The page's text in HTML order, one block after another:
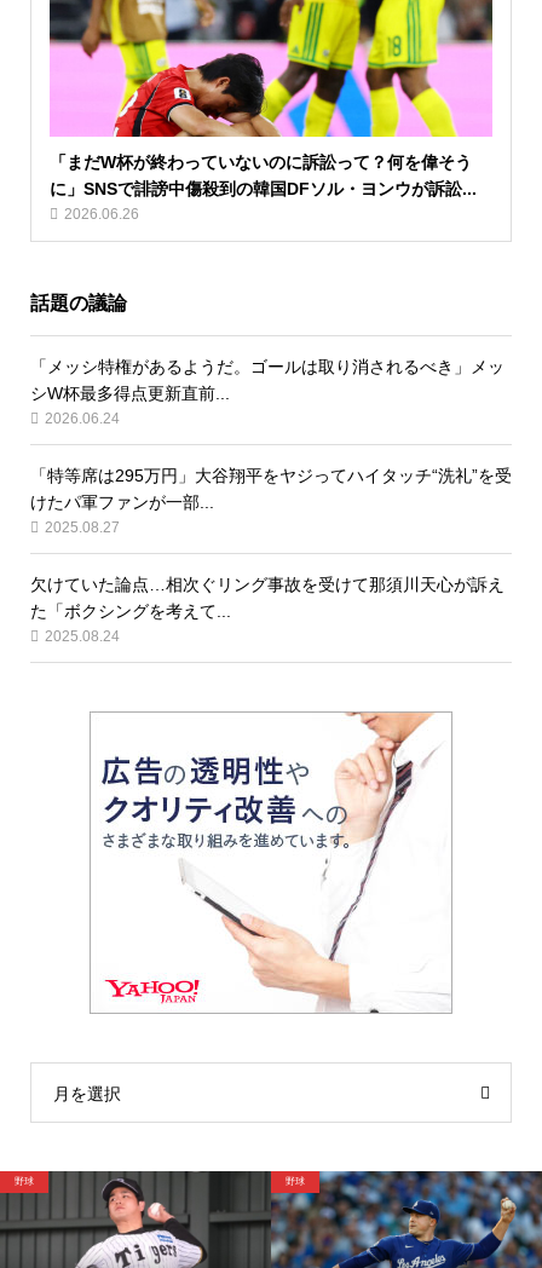
「まだW杯が終わっていないのに訴訟って？何を偉そう
に」SNSで誹謗中傷殺到の韓国DFソル・ヨンウが訴訟...
2026.06.26
話題の議論
「メッシ特権があるようだ。ゴールは取り消されるべき」メッ
シW杯最多得点更新直前...
2026.06.24
「特等席は295万円」大谷翔平をヤジってハイタッチ“洗礼”を受
けたパ軍ファンが一部...
2025.08.27
欠けていた論点…相次ぐリング事故を受けて那須川天心が訴え
た「ボクシングを考えて...
2025.08.24
月を選択
野球